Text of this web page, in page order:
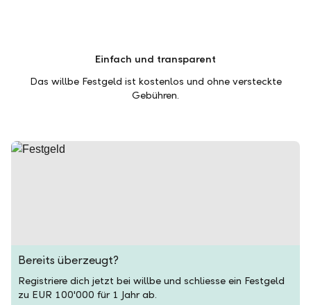
Einfach und transparent
Das willbe Festgeld ist kostenlos und ohne versteckte
Gebühren.
Bereits überzeugt?
Registriere dich jetzt bei willbe und schliesse ein Festgeld
zu EUR 100'000 für 1 Jahr ab.